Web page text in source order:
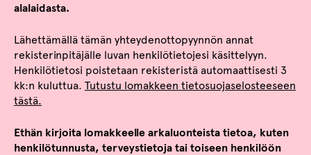
alalaidasta.
Lähettämällä tämän yhteydenottopyynnön annat
rekisterinpitäjälle luvan henkilötietojesi käsittelyyn.
Henkilötietosi poistetaan rekisteristä automaattisesti 3
kk:n kuluttua. Tutustu lomakkeen tietosuojaselosteeseen
tästä.
Ethän kirjoita lomakkeelle arkaluonteista tietoa, kuten
henkilötunnusta, terveystietoja tai toiseen henkilöön